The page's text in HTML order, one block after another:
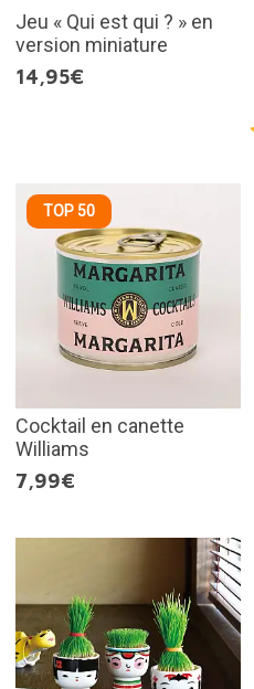
Jeu « Qui est qui ? » en
version miniature
14,95€
TOP 50
Cocktail en canette
Williams
7,99€